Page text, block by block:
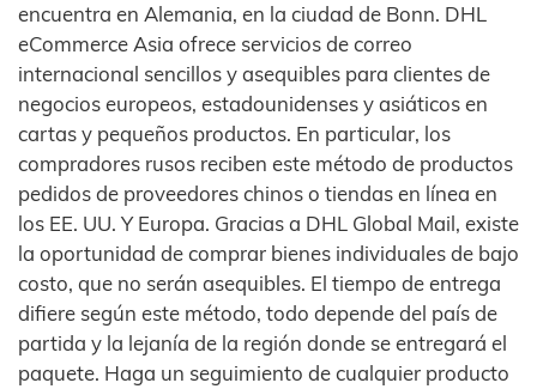
encuentra en Alemania, en la ciudad de Bonn. DHL
eCommerce Asia ofrece servicios de correo
internacional sencillos y asequibles para clientes de
negocios europeos, estadounidenses y asiáticos en
cartas y pequeños productos. En particular, los
compradores rusos reciben este método de productos
pedidos de proveedores chinos o tiendas en línea en
los EE. UU. Y Europa. Gracias a DHL Global Mail, existe
la oportunidad de comprar bienes individuales de bajo
costo, que no serán asequibles. El tiempo de entrega
difiere según este método, todo depende del país de
partida y la lejanía de la región donde se entregará el
paquete. Haga un seguimiento de cualquier producto